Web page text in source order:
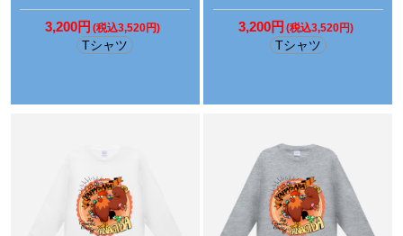
3,200円 (税込3,520円)
Tシャツ
3,200円 (税込3,520円)
Tシャツ